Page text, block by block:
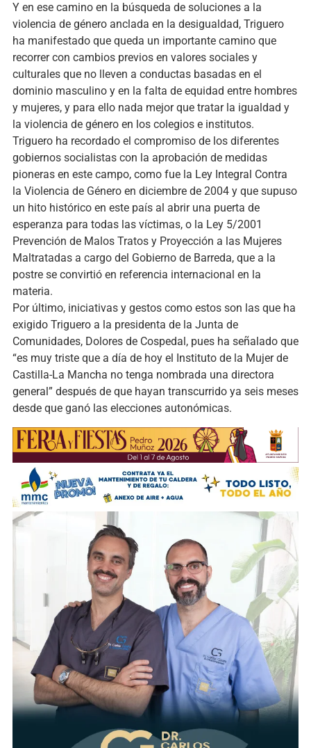
Y en ese camino en la búsqueda de soluciones a la
violencia de género anclada en la desigualdad, Triguero
ha manifestado que queda un importante camino que
recorrer con cambios previos en valores sociales y
culturales que no lleven a conductas basadas en el
dominio masculino y en la falta de equidad entre hombres
y mujeres, y para ello nada mejor que tratar la igualdad y
la violencia de género en los colegios e institutos.
Triguero ha recordado el compromiso de los diferentes
gobiernos socialistas con la aprobación de medidas
pioneras en este campo, como fue la Ley Integral Contra
la Violencia de Género en diciembre de 2004 y que supuso
un hito histórico en este país al abrir una puerta de
esperanza para todas las víctimas, o la Ley 5/2001
Prevención de Malos Tratos y Proyección a las Mujeres
Maltratadas a cargo del Gobierno de Barreda, que a la
postre se convirtió en referencia internacional en la
materia.
Por último, iniciativas y gestos como estos son las que ha
exigido Triguero a la presidenta de la Junta de
Comunidades, Dolores de Cospedal, pues ha señalado que
“es muy triste que a día de hoy el Instituto de la Mujer de
Castilla-La Mancha no tenga nombrada una directora
general” después de que hayan transcurrido ya seis meses
desde que ganó las elecciones autonómicas.